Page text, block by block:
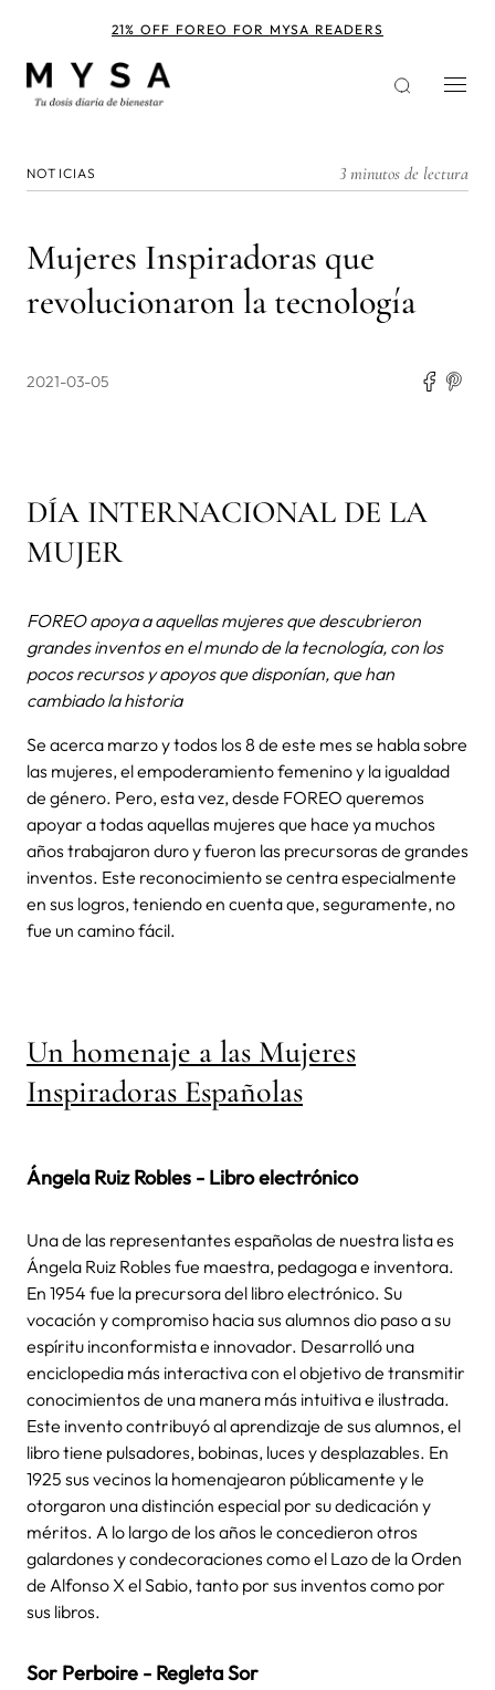
NOTICIAS 3 minutos de lectura
Mujeres Inspiradoras que
revolucionaron la tecnología
2021-03-05
DÍA INTERNACIONAL DE LA
MUJER
FOREO apoya a aquellas mujeres que descubrieron
grandes inventos en el mundo de la tecnología, con los
pocos recursos y apoyos que disponían, que han
cambiado la historia
Se acerca marzo y todos los 8 de este mes se habla sobre
las mujeres, el empoderamiento femenino y la igualdad
de género. Pero, esta vez, desde FOREO queremos
apoyar a todas aquellas mujeres que hace ya muchos
años trabajaron duro y fueron las precursoras de grandes
inventos. Este reconocimiento se centra especialmente
en sus logros, teniendo en cuenta que, seguramente, no
fue un camino fácil.
Un homenaje a las Mujeres
Inspiradoras Españolas
Ángela Ruiz Robles - Libro electrónico
Una de las representantes españolas de nuestra lista es
Ángela Ruiz Robles fue maestra, pedagoga e inventora.
En 1954 fue la precursora del libro electrónico. Su
vocación y compromiso hacia sus alumnos dio paso a su
espíritu inconformista e innovador. Desarrolló una
enciclopedia más interactiva con el objetivo de transmitir
conocimientos de una manera más intuitiva e ilustrada.
Este invento contribuyó al aprendizaje de sus alumnos, el
libro tiene pulsadores, bobinas, luces y desplazables. En
1925 sus vecinos la homenajearon públicamente y le
otorgaron una distinción especial por su dedicación y
méritos. A lo largo de los años le concedieron otros
galardones y condecoraciones como el Lazo de la Orden
de Alfonso X el Sabio, tanto por sus inventos como por
sus libros.
Sor Perboire - Regleta Sor
21% OFF FOREO FOR MYSA READERS